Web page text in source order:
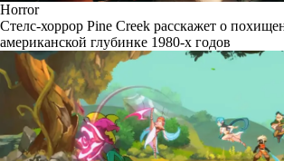
Horror
Стелс-хоррор Pine Creek расскажет о
американской глубинке 1980-х годов